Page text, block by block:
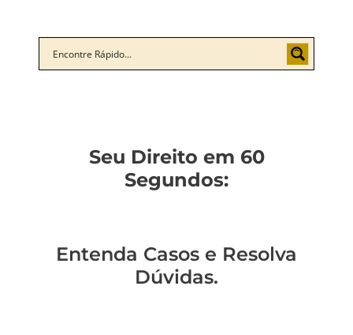
Seu Direito em 60
Segundos:
Entenda Casos e Resolva
Dúvidas.